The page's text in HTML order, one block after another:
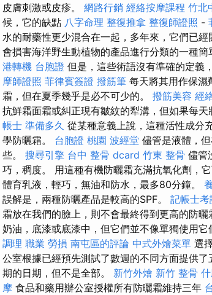
皮膚刺激或皮疹。 網路行銷 經絡按摩課程 竹北
候，它的缺點 八字命理 整復推拿 整復師證照 -
水的耐藥性更少混合在一起，多年來，它們已
會損害海洋野生動植物的產品進行分類的一種簡
港轉機 台胞證 但是，這些術語沒有準確的定義
摩師證照 菲律賓簽證 撥筋筆 每天將其用作保濕
霜，但在夏季幾乎是必不可少的。 撥筋美容 經
抗鮮霜面霜或糾正現有皺紋的犁溝，但如果每
帳士 準備多久 從某種意義上說，這種活性成分
學防曬霜。 台胞證 桃園 波經堂 儘管是液體，
些。 搜尋引擎 台中 整骨 dcard 竹東 整骨 儘管
巧，稠度。 用這種有機防曬霜充滿抗氧化劑，
體育乳液，輕巧，無油和防水，最多80分鐘。
誤解是，兩種防曬產品是較高的SPF。 記帳士
霜放在我們的臉上，則不會最終得到更高的防曬
奶油，底漆或底漆中，但它們並不像單獨使用它
調理 職業 勞損 南屯區的評論 中式外燴菜單 選
公室根據已經預先測試了數週的不同方面提供
期的日期，但不是全部。 新竹外燴 新竹 整骨
摩 食品和藥用辦公室授權所有防曬霜維持三年